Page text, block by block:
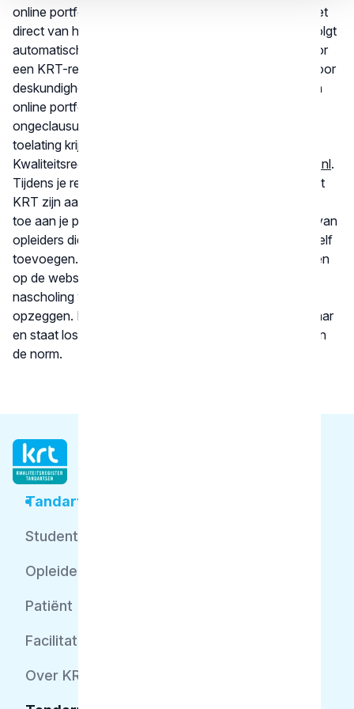
online portfolio zonder verdere verplichtingen. Je geniet
direct van het gemak dat de bij- en nascholing die je volgt
automatisch verschijnt in je online portfolio. Kies je voor
een KRT-registratie, dan sluit je aan bij de normering voor
deskundigheidsbevordering. Bij het aanvragen van een
online portfolio bekijkt het KRT onder meer of je een
ongeclausuleerde BIG-registratie hebt als tandarts. Na
toelating krijg je een vermelding in het openbare
Kwaliteitsregister Tandartsen op
www.tandartsregister.nl.
Tijdens je registratieperiode voegen opleiders die bij het
KRT zijn aangesloten de door jou gevolgde cursussen
toe aan je portfolio, in de juiste categorie. Activiteiten van
opleiders die niet bij het KRT zijn aangesloten, kun je zelf
toevoegen. De actuele
kun je nalezen
op de website. Als je de registratie van je bij- en
nascholing wilt beëindigen, dan kun je jouw account
opzeggen. Dat kan voor het einde van ieder kalenderjaar
en staat los van je registratieperiode of het behalen van
de norm.
Tandarts
Student
Opleider
Patiënt
Facilitator
Over KRT